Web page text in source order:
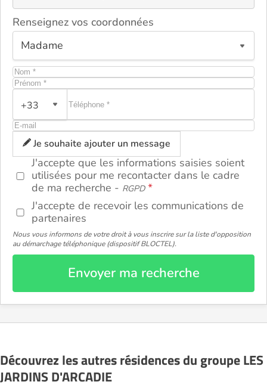
Renseignez vos coordonnées
+33
Je souhaite ajouter un message
J'accepte que les informations saisies soient
utilisées pour me recontacter dans le cadre
de ma recherche - RGPD
J'accepte de recevoir les communications de
partenaires
Nous vous informons de votre droit à vous inscrire sur la liste d'opposition
au démarchage téléphonique (dispositif BLOCTEL).
Envoyer ma recherche
Découvrez les autres résidences du groupe LES
JARDINS D'ARCADIE